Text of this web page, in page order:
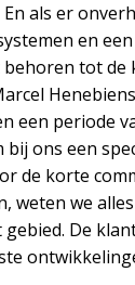
als er
en
tot de
een periode
ons een
de korte
weten we
De